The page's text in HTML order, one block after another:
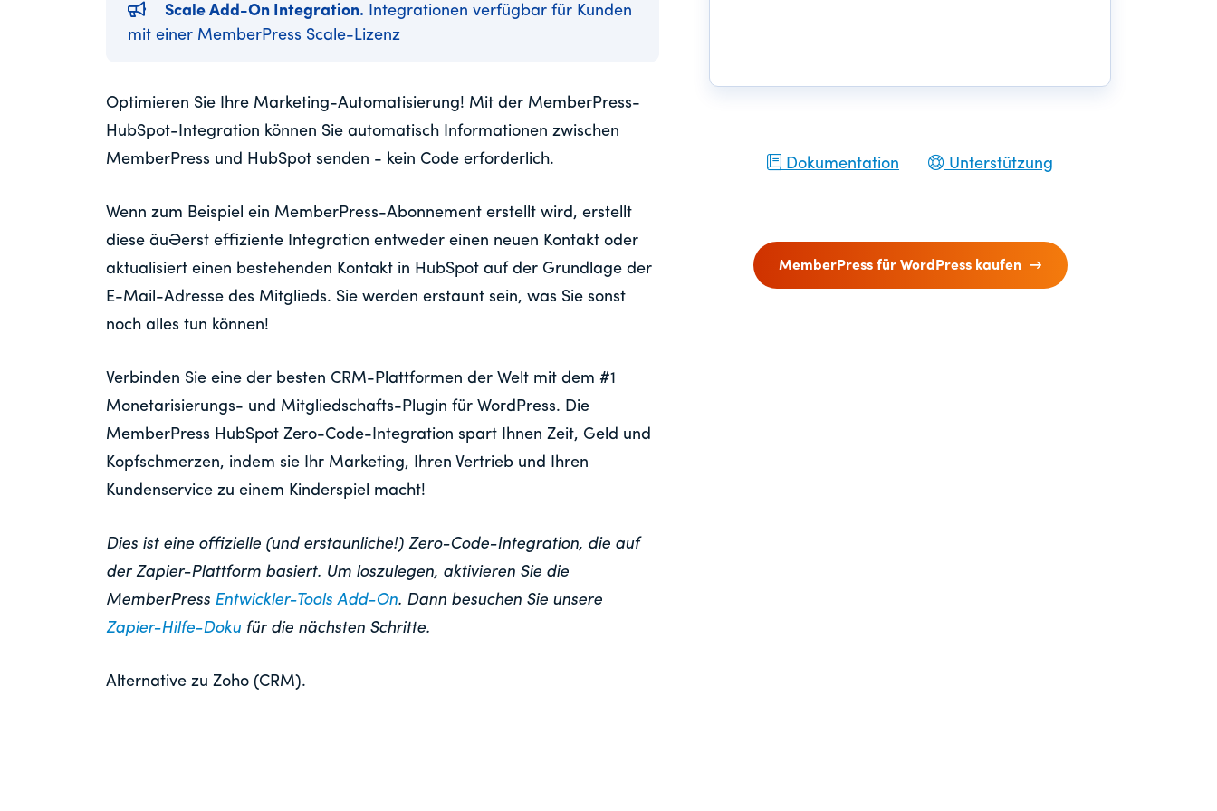
Scale Add-On Integration. Integrationen verfügbar für Kunden
mit einer MemberPress Scale-Lizenz
Optimieren Sie Ihre Marketing-Automatisierung! Mit der MemberPress-
HubSpot-Integration können Sie automatisch Informationen zwischen
MemberPress und HubSpot senden - kein Code erforderlich.
Wenn zum Beispiel ein MemberPress-Abonnement erstellt wird, erstellt
diese äußerst effiziente Integration entweder einen neuen Kontakt oder
aktualisiert einen bestehenden Kontakt in HubSpot auf der Grundlage der
E-Mail-Adresse des Mitglieds. Sie werden erstaunt sein, was Sie sonst
noch alles tun können!
Verbinden Sie eine der besten CRM-Plattformen der Welt mit dem #1
Monetarisierungs- und Mitgliedschafts-Plugin für WordPress. Die
MemberPress HubSpot Zero-Code-Integration spart Ihnen Zeit, Geld und
Kopfschmerzen, indem sie Ihr Marketing, Ihren Vertrieb und Ihren
Kundenservice zu einem Kinderspiel macht!
Dies ist eine offizielle (und erstaunliche!) Zero-Code-Integration, die auf
der Zapier-Plattform basiert. Um loszulegen, aktivieren Sie die
MemberPress Entwickler-Tools Add-On. Dann besuchen Sie unsere
Zapier-Hilfe-Dokufür die nächsten Schritte.
Alternative zu Zoho (CRM).
Dokumentation Unterstützung
MemberPress für WordPress kaufen